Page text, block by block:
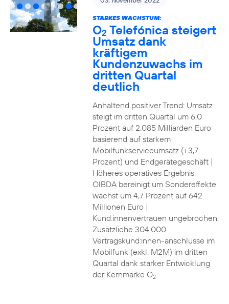
STARKES WACHSTUM:
O2 Telefónica steigert
Umsatz dank
kräftigem
Kundenzuwachs im
dritten Quartal
deutlich
Anhaltend positiver Trend: Umsatz
steigt im dritten Quartal um 6,0
Prozent auf 2,085 Milliarden Euro
basierend auf starkem
Mobilfunkserviceumsatz (+3,7
Prozent) und Endgerätegeschäft |
Höheres operatives Ergebnis:
OIBDA bereinigt um Sondereffekte
wächst um 4,7 Prozent auf 642
Millionen Euro |
Kund:innenvertrauen ungebrochen:
Zusätzliche 304.000
Vertragskund:innen-anschlüsse im
Mobilfunk (exkl. M2M) im dritten
Quartal dank starker Entwicklung
der Kernmarke O2